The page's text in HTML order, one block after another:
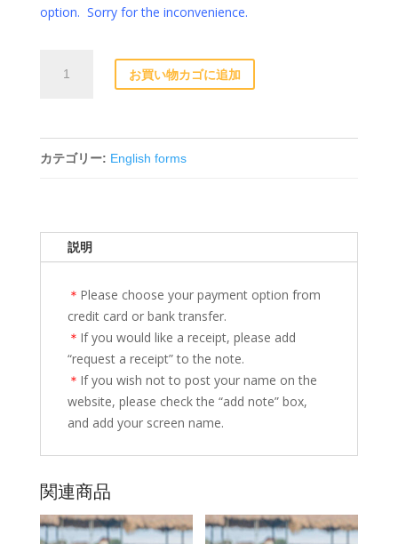
option. Sorry for the inconvenience.
Form
個
お買い物カゴに追加
カテゴリー: English forms
説明
＊ Please choose your payment option from
credit card or bank transfer.
＊ If you would like a receipt, please add
“request a receipt” to the note.
＊ If you wish not to post your name on the
website, please check the “add note” box,
and add your screen name.
関連商品